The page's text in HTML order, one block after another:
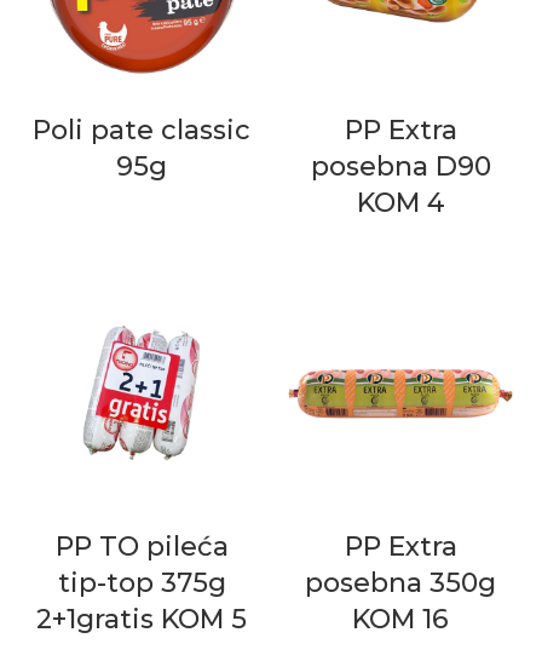
Poli pate classic
95g
PP Extra
posebna D90
KOM 4
PP TO pileća
tip-top 375g
2+1gratis KOM 5
PP Extra
posebna 350g
KOM 16